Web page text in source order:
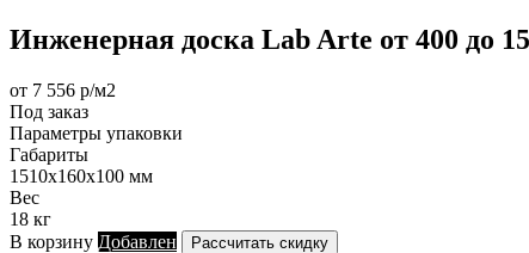
Инженерная доска Lab Arte от 400 до
от 7 556 р/м2
Под заказ
Параметры упаковки
Габариты
1510х160х100 мм
Вес
18 кг
В корзину Добавлен Рассчитать скидку